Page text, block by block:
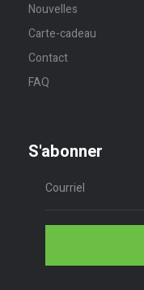
Nouvelles
Carte-cadeau
Contact
FAQ
S'abonner